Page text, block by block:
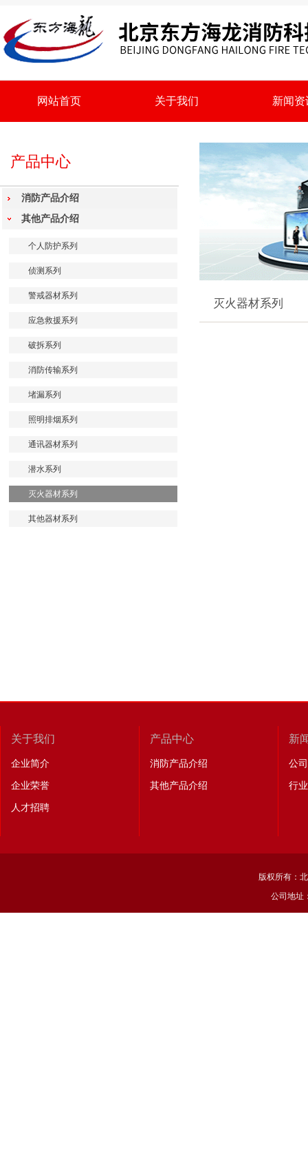
网站首页 关于我们 新闻资
产品中心
消防产品介绍
其他产品介绍
个人防护系列
侦测系列
警戒器材系列
应急救援系列
破拆系列
消防传输系列
堵漏系列
照明排烟系列
通讯器材系列
潜水系列
灭火器材系列
其他器材系列
灭火器材系列
关于我们 产品中心 新
企业简介
企业荣誉
人才招聘
消防产品介绍
其他产品介绍
公
行
版权所有：
公司地址